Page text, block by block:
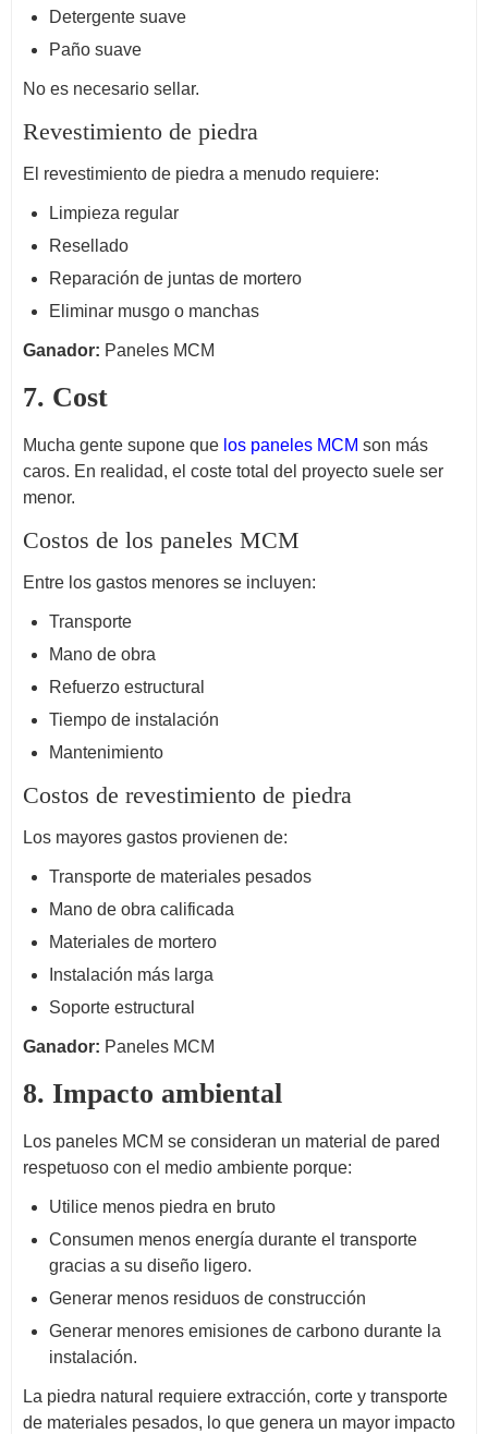
Detergente suave
Paño suave
No es necesario sellar.
Revestimiento de piedra
El revestimiento de piedra a menudo requiere:
Limpieza regular
Resellado
Reparación de juntas de mortero
Eliminar musgo o manchas
Ganador: Paneles MCM
7. Cost
Mucha gente supone que los paneles MCM son más
caros. En realidad, el coste total del proyecto suele ser
menor.
Costos de los paneles MCM
Entre los gastos menores se incluyen:
Transporte
Mano de obra
Refuerzo estructural
Tiempo de instalación
Mantenimiento
Costos de revestimiento de piedra
Los mayores gastos provienen de:
Transporte de materiales pesados
Mano de obra calificada
Materiales de mortero
Instalación más larga
Soporte estructural
Ganador: Paneles MCM
8. Impacto ambiental
Los paneles MCM se consideran un material de pared
respetuoso con el medio ambiente porque:
Utilice menos piedra en bruto
Consumen menos energía durante el transporte
gracias a su diseño ligero.
Generar menos residuos de construcción
Generar menores emisiones de carbono durante la
instalación.
La piedra natural requiere extracción, corte y transporte
de materiales pesados, lo que genera un mayor impacto